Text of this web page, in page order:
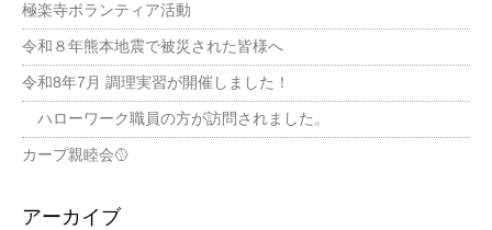
極楽寺ボランティア活動
令和８年熊本地震で被災された皆様へ
令和8年7月 調理実習が開催しました！
ハローワーク職員の方が訪問されました。
カープ親睦会🥎
アーカイブ